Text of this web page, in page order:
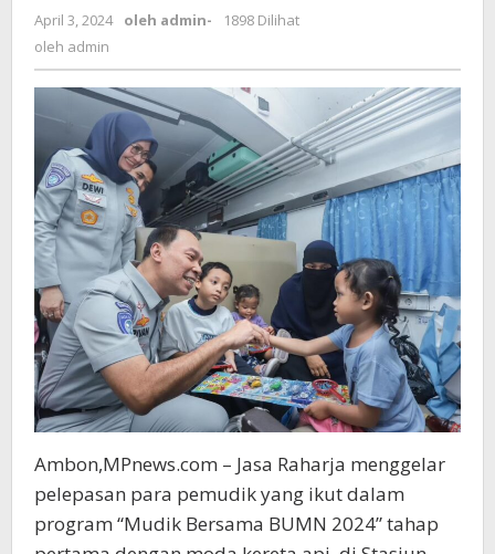
April 3, 2024 oleh admin-
1898 Dilihat
oleh admin
Ambon,MPnews.com – Jasa Raharja menggelar
pelepasan para pemudik yang ikut dalam
program “Mudik Bersama BUMN 2024” tahap